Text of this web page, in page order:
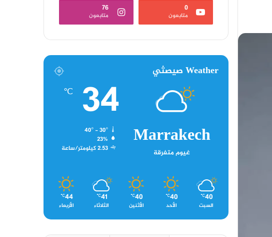
0
متابعون
76
متابعون
Weather صيصثي
Marrakech
غيوم متفرقة
34
℃
40º - 30º
23%
2.53 كيلومتر/ساعة
40
℃
السبت
40
℃
الأحد
40
℃
الأثنين
41
℃
الثلاثاء
44
℃
الأربعاء